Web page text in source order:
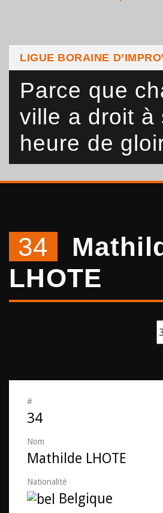
LIGUE BORAINE
Parce que
ville a droit à
heure de
34
LHOTE
#
34
Nom
Mathilde LHOTE
Nationalité
Belgique